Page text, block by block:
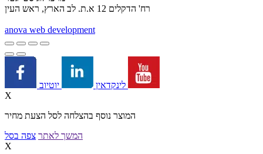
רח' הדקלים 12 א.ת. לב הארץ, ראש העין
anova web development
לינקדאין
X
המוצר נוסף בהצלחה לסל הצעת מחיר
המשך לאתר צפה בסל
X